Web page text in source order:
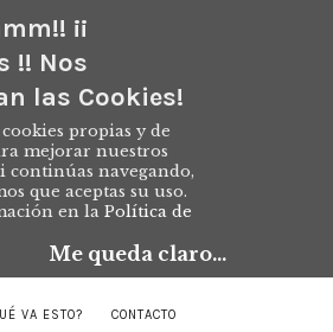
¡¡
!! Nos
las Cookies!
propias y de
mejorar nuestros
continúas navegando,
que aceptas su uso.
en la Política de
Me queda claro...
VA ESTO? CONTACTO